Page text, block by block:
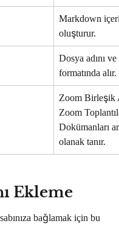
Markdown
oluşturur.
Dosya adını
formatında alır.
Zoom Birleşik
Zoom
Dokümanları
olanak tanır.
Ekleme
bağlamak için bu